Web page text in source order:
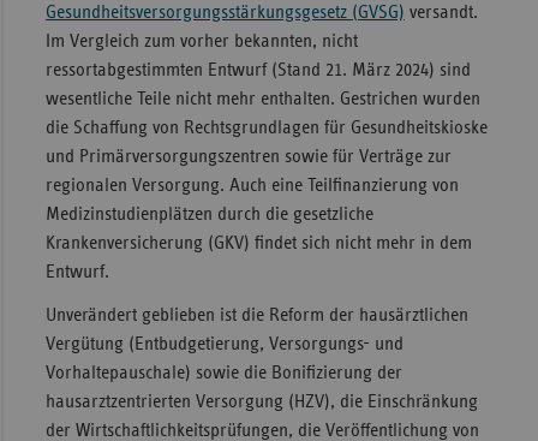
Gesundheitsversorgungsstärkungsgesetz (GVSG) versandt.
Im Vergleich zum vorher bekannten, nicht
ressortabgestimmten Entwurf (Stand 21. März 2024) sind
wesentliche Teile nicht mehr enthalten. Gestrichen wurden
die Schaffung von Rechtsgrundlagen für Gesundheitskioske
und Primärversorgungszentren sowie für Verträge zur
regionalen Versorgung. Auch eine Teilfinanzierung von
Medizinstudienplätzen durch die gesetzliche
Krankenversicherung (GKV) findet sich nicht mehr in dem
Entwurf.
Unverändert geblieben ist die Reform der hausärztlichen
Vergütung (Entbudgetierung, Versorgungs- und
Vorhaltepauschale) sowie die Bonifizierung der
hausarztzentrierten Versorgung (HZV), die Einschränkung
der Wirtschaftlichkeitsprüfungen, die Veröffentlichung von